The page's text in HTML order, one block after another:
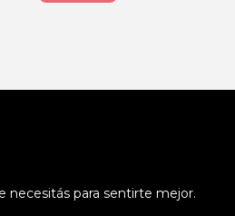
necesitás para sentirte mejor.